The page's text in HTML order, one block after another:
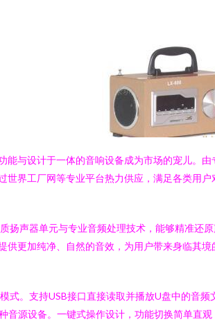
与设计于一体的音响设备成为市场的宠儿。
界工厂网等专业平台热力供应，满足各类用户
声器单元与专业音频处理技术，能够精准还
更加纯净、自然的音效，为用户带来身临其
式。支持USB接口直接读取并播放U盘中的音
源设备。一键式操作设计，功能切换简单直